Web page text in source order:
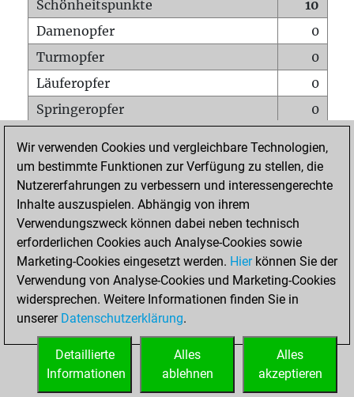
Schönheitspunkte
10
Damenopfer
0
Turmopfer
0
Läuferopfer
0
Springeropfer
0
Matt auf vollem Brett
0
Bauer setzt Matt
0
Erstickte Matts
Unterverwandlungen
Türme auf der siebten
0
STARTSEITE
Wir verwenden Cookies und vergleichbare Technologien,
um bestimmte Funktionen zur Verfügung zu stellen, die
Nutzererfahrungen zu verbessern und interessengerechte
Inhalte auszuspielen. Abhängig von ihrem
Verwendungszweck können dabei neben technisch
erforderlichen Cookies auch Analyse-Cookies sowie
Marketing-Cookies eingesetzt werden. Hierkönnen Sie der
Verwendung von Analyse-Cookies und Marketing-Cookies
widersprechen. Weitere Informationen finden Sie in
unserer Datenschutzerklärung.
Alles
akzeptieren
Alles
ablehnen
Detaillierte
Informationen